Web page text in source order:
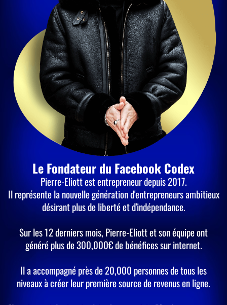
Le Fondateur du Facebook Codex
Pierre-Eliott est entrepreneur depuis 2017.
Il représente la nouvelle génération d'entrepreneurs ambitieux
désirant plus de liberté et d'indépendance.
Sur les 12 derniers mois, Pierre-Eliott et son équipe ont
généré plus de 300,000€ de bénéfices sur internet.
Il a accompagné près de 20,000 personnes de tous les
niveaux à créer leur première source de revenus en ligne.